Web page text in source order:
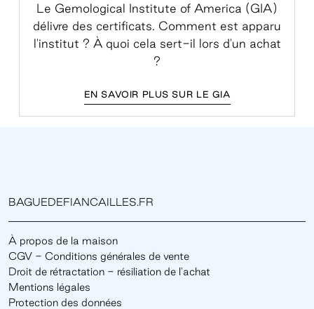
Le Gemological Institute of America (GIA)
délivre des certificats. Comment est apparu
l'institut ? À quoi cela sert-il lors d'un achat
?
EN SAVOIR PLUS SUR LE GIA
BAGUEDEFIANCAILLES.FR
À propos de la maison
CGV - Conditions générales de vente
Droit de rétractation - résiliation de l'achat
Mentions légales
Protection des données